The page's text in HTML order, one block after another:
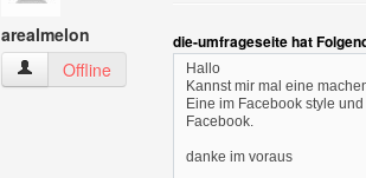
arealmelon
arealmelon Benutzer-Profile anzeigen
Offline
die-umfrageseite hat
Hallo
Kannst mir mal eine
Eine im Facebook style
Facebook.
danke im voraus